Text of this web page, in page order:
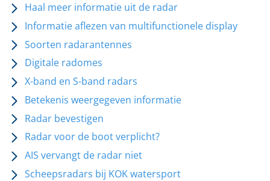
Haal meer informatie uit de radar
Informatie aflezen van multifunctionele display
Soorten radarantennes
Digitale radomes
X-band en S-band radars
Betekenis weergegeven informatie
Radar bevestigen
Radar voor de boot verplicht?
AIS vervangt de radar niet
Scheepsradars bij KOK watersport